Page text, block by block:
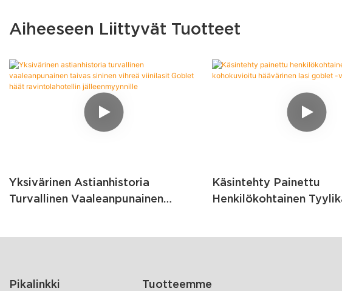
Aiheeseen Liittyvät Tuotteet
Yksivärinen Astianhistoria
Turvallinen Vaaleanpunainen
Käsintehty Painettu
Henkilökohtainen
Pikalinkki Tuotteemme